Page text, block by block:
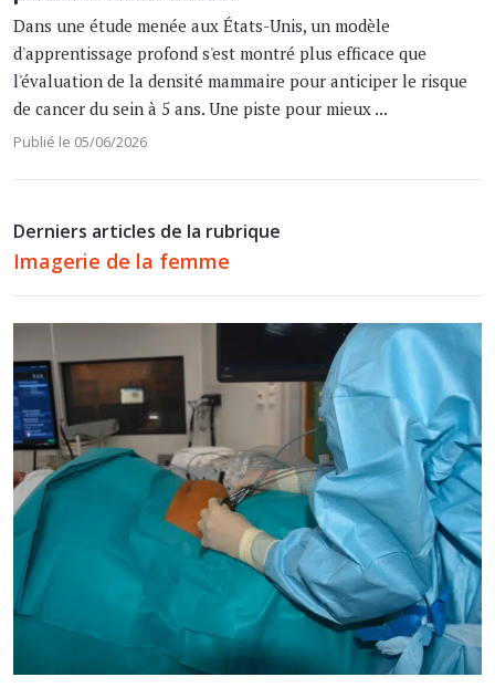
Dans une étude menée aux États-Unis, un modèle
d'apprentissage profond s'est montré plus efficace que
l'évaluation de la densité mammaire pour anticiper le risque
de cancer du sein à 5 ans. Une piste pour mieux ...
Publié le 05/06/2026
Derniers articles de la rubrique
Imagerie de la femme